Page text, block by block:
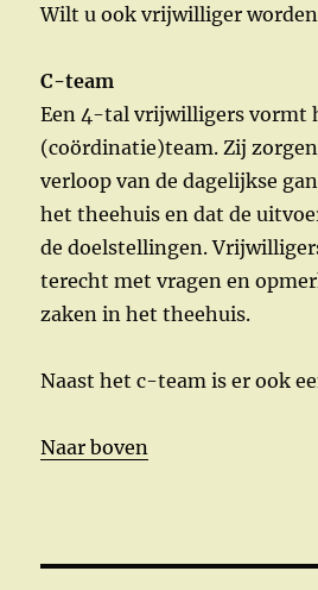
Wilt u ook vrijwilliger
C-team
Een 4-tal vrijwilligers vormt
(coördinatie)team. Zij
verloop van de dagelijkse
het theehuis en dat de
de doelstellingen.
terecht met vragen en
zaken in het theehuis.
Naast het c-team is er ook
Naar boven